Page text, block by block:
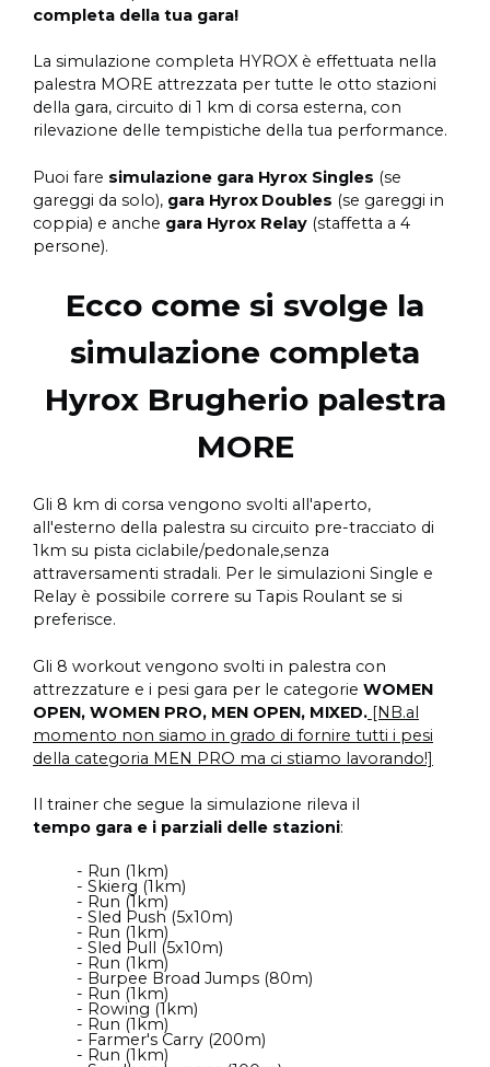
completa della tua gara!
La simulazione completa HYROX è effettuata nella
palestra MORE attrezzata per tutte le otto stazioni
della gara, circuito di 1 km di corsa esterna, con
rilevazione delle tempistiche della tua performance.
Puoi fare simulazione gara Hyrox Singles (se
gareggi da solo), gara Hyrox Doubles (se gareggi in
coppia) e anche gara Hyrox Relay (staffetta a 4
persone).
Ecco come si svolge la
simulazione completa
Hyrox Brugherio palestra
MORE
Gli 8 km di corsa vengono svolti all'aperto,
all'esterno della palestra su circuito pre-tracciato di
1km su pista ciclabile/pedonale,senza
attraversamenti stradali. Per le simulazioni Single e
Relay è possibile correre su Tapis Roulant se si
preferisce.
Gli 8 workout vengono svolti in palestra con
attrezzature e i pesi gara per le categorie WOMEN
OPEN, WOMEN PRO, MEN OPEN, MIXED. [NB.al
momento non siamo in grado di fornire tutti i pesi
della categoria MEN PRO ma ci stiamo lavorando!]
Il trainer che segue la simulazione rileva il
tempo gara e i parziali delle stazioni:
- Run (1km)
- Skierg (1km)
- Run (1km)
- Sled Push (5x10m)
- Run (1km)
- Sled Pull (5x10m)
- Run (1km)
- Burpee Broad Jumps (80m)
- Run (1km)
- Rowing (1km)
- Run (1km)
- Farmer's Carry (200m)
- Run (1km)